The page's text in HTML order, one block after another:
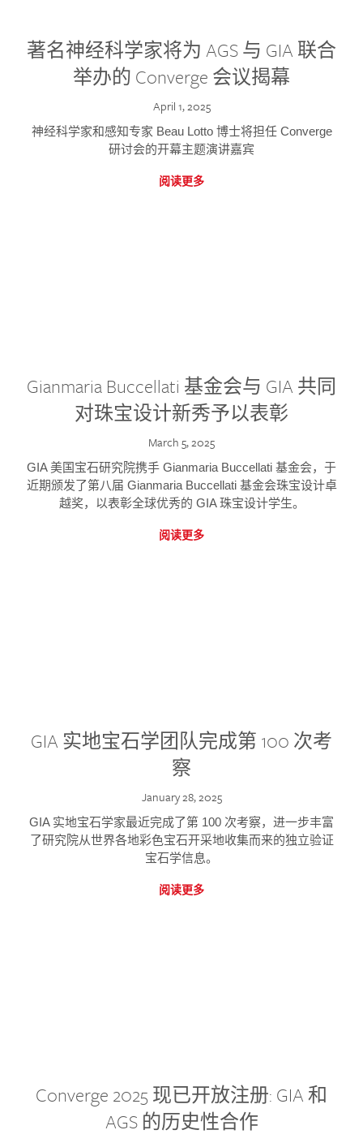
著名神经科学家将为 AGS 与 GIA 联合
举办的 Converge 会议揭幕
April 1, 2025
神经科学家和感知专家 Beau Lotto 博士将担任 Converge
研讨会的开幕主题演讲嘉宾
阅读更多
Gianmaria Buccellati 基金会与 GIA 共同
对珠宝设计新秀予以表彰
March 5, 2025
GIA 美国宝石研究院携手 Gianmaria Buccellati 基金会，于
近期颁发了第八届 Gianmaria Buccellati 基金会珠宝设计卓
越奖，以表彰全球优秀的 GIA 珠宝设计学生。
阅读更多
GIA 实地宝石学团队完成第 100 次考
察
January 28, 2025
GIA 实地宝石学家最近完成了第 100 次考察，进一步丰富
了研究院从世界各地彩色宝石开采地收集而来的独立验证
宝石学信息。
阅读更多
Converge 2025 现已开放注册: GIA 和
AGS 的历史性合作